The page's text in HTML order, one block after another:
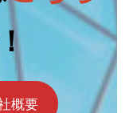
概要